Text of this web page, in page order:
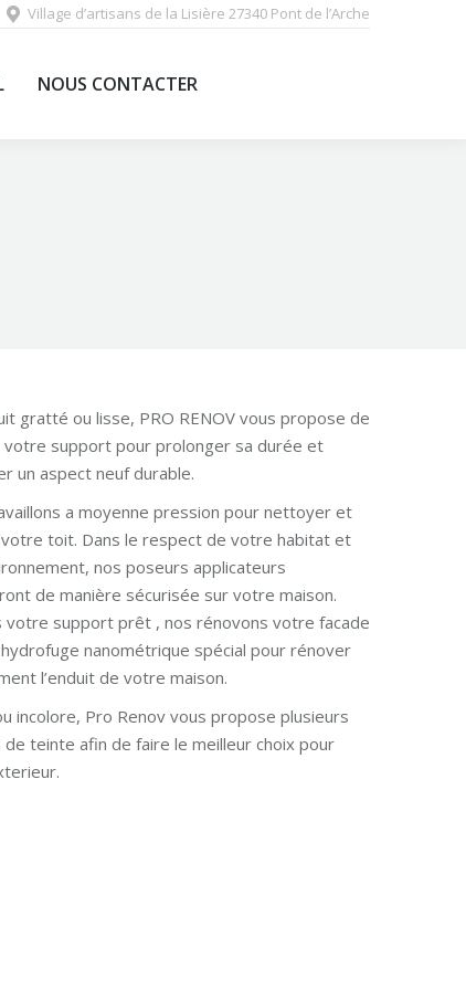
Village d’artisans de la Lisière 27340 Pont de l’Arche
NOUS CONTACTER
gratté ou lisse, PRO RENOV vous propose de
support pour prolonger sa durée et
un aspect neuf durable.
a moyenne pression pour nettoyer et
votre toit. Dans le respect de votre habitat et
nos poseurs applicateurs
de manière sécurisée sur votre maison.
votre support prêt , nos rénovons votre facade
nanométrique spécial pour rénover
l’enduit de votre maison.
incolore, Pro Renov vous propose plusieurs
de teinte afin de faire le meilleur choix pour
NOUS CONTACTER